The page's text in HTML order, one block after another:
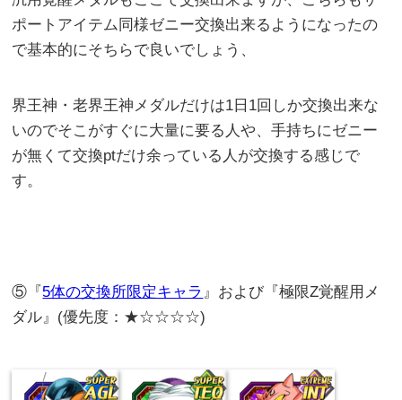
ポートアイテム同様ゼニー交換出来るようになったの
で基本的にそちらで良いでしょう、
界王神・老界王神メダルだけは1日1回しか交換出来な
いのでそこがすぐに大量に要る人や、手持ちにゼニー
が無くて交換ptだけ余っている人が交換する感じで
す。
⑤『 5体の交換所限定キャラ 』および『極限Z覚醒用メ
ダル』(優先度：★☆☆☆☆)